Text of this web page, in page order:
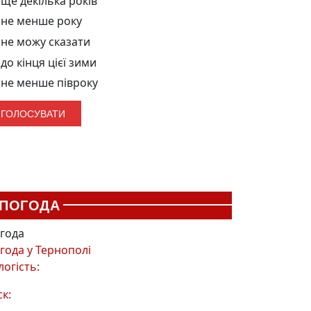
не менше року
не можу сказати
до кінця цієї зими
не менше півроку
ПОГОДА
уТернополі